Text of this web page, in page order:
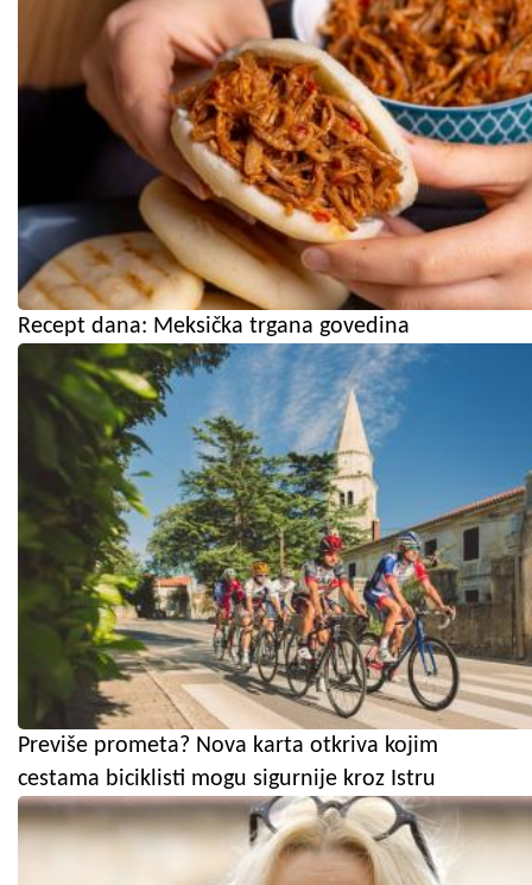
Recept dana: Meksička trgana govedina
Previše prometa? Nova karta otkriva kojim
cestama biciklisti mogu sigurnije kroz Istru